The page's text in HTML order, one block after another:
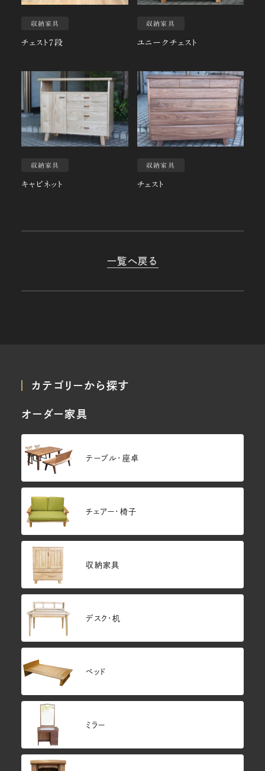
収納家具
チェスト7段
収納家具
ユニークチェスト
収納家具
キャビネット
収納家具
チェスト
一覧へ戻る
カテゴリーから探す
オーダー家具
テーブル・座卓
チェアー・椅子
収納家具
デスク・机
ベッド
ミラー